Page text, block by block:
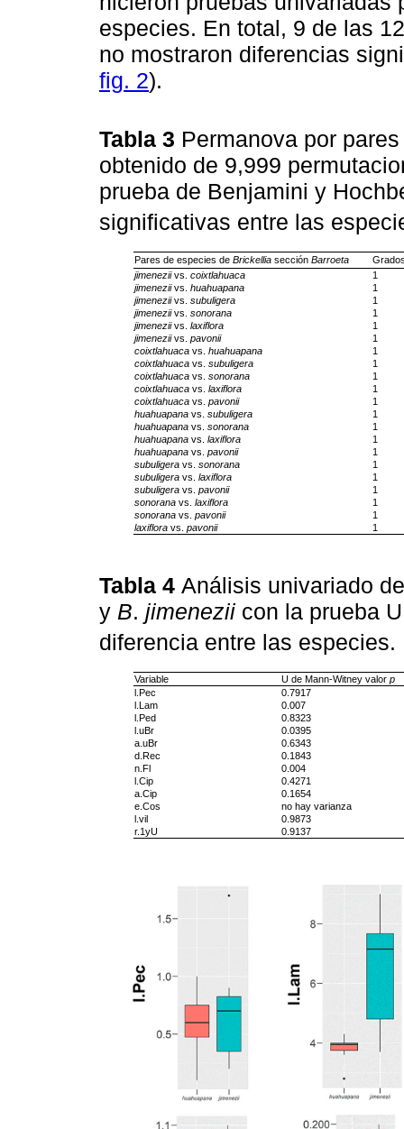
especies. En total, 9 de las
no mostraron diferencias
fig. 2).
Tabla 3 Permanova por
obtenido de 9,999
prueba de Benjamini y
significativas entre las
Pares de especies de Brickelliasección Barroeta
jimeneziivs. coixtlahuaca
1
jimeneziivs. huahuapana
1
jimeneziivs. subuligera
1
jimeneziivs. sonorana
1
jimeneziivs. laxiflora
1
jimeneziivs. pavonii
1
coixtlahuacavs. huahuapana
1
coixtlahuacavs. subuligera
1
coixtlahuacavs. sonorana
1
coixtlahuacavs. laxiflora
1
coixtlahuacavs. pavonii
1
huahuapanavs. subuligera
1
huahuapanavs. sonorana
1
huahuapanavs. laxiflora
1
huahuapanavs. pavonii
1
subuligeravs. sonorana
1
subuligeravs. laxiflora
1
subuligeravs. pavonii
1
sonoranavs. laxiflora
1
sonoranavs. pavonii
1
laxifloravs. pavonii 1
Tabla 4 Análisis univariado
y B. jimenezii con la prueba
diferencia entre las especies.
Variable U de Mann-Witney valor p
l.Pec
0.7917
l.Lam
0.007
l.Ped
0.8323
l.uBr
0.0395
a.uBr
0.6343
d.Rec
0.1843
n.Fl
0.004
l.Cip
0.4271
a.Cip
0.1654
e.Cos
no hay varianza
l.vil
0.9873
r.1yU
0.9137